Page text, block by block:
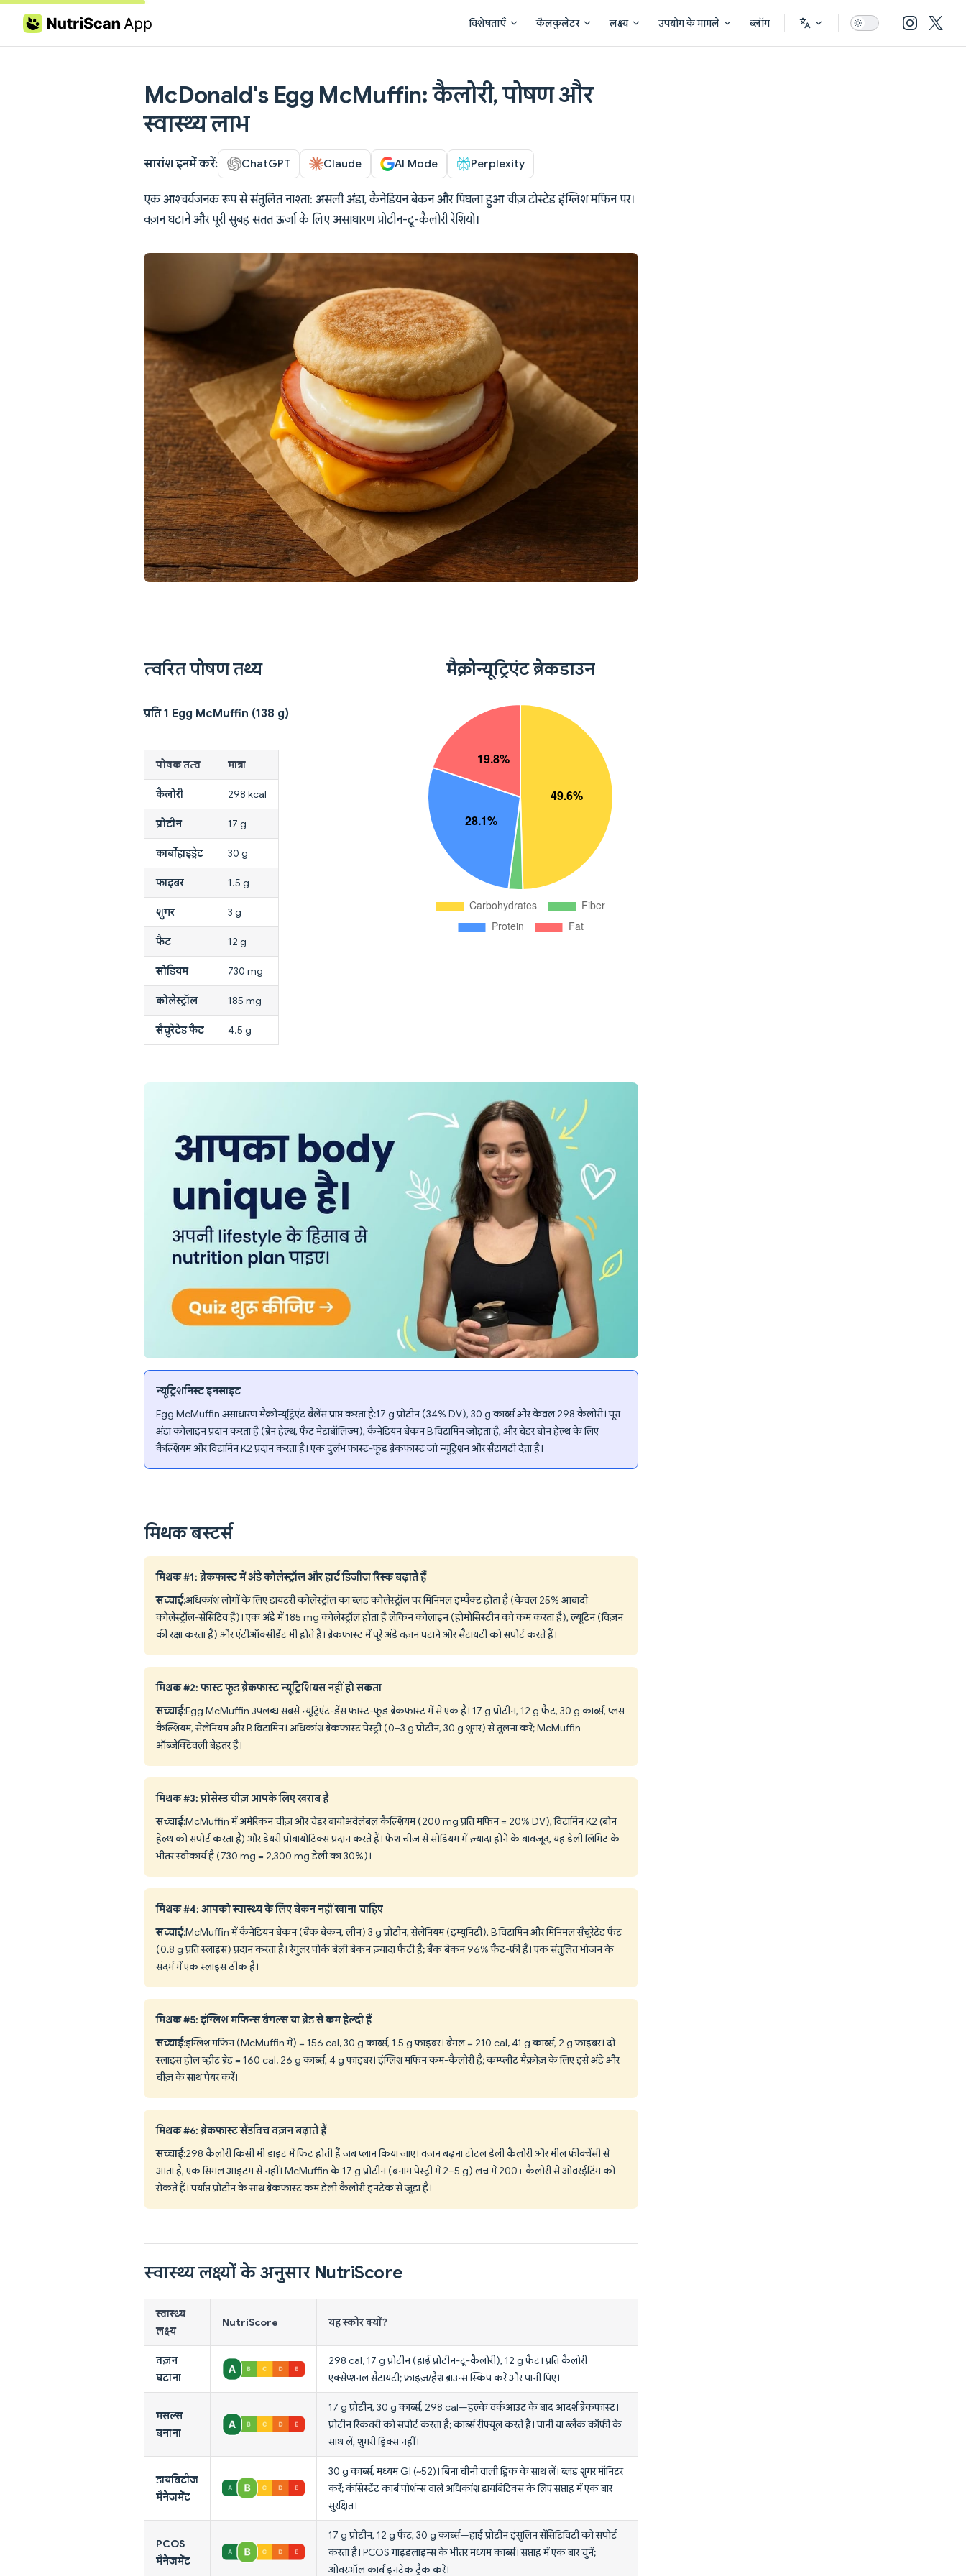
Skip to content विशेषताएँ कैलकुलेटर लक्ष्य उपयोग के मामले ब्लॉग
McDonald's Egg McMuffin: कैलोरी, पोषण और
स्वास्थ्य लाभ
सारांश इनमें करें: ChatGPT Claude AI Mode Perplexity
एक आश्चर्यजनक रूप से संतुलित नाश्ता: असली अंडा, कैनेडियन बेकन और पिघला हुआ चीज़ टोस्टेड इंग्लिश मफिन पर।
वज़न घटाने और पूरी सुबह सतत ऊर्जा के लिए असाधारण प्रोटीन-टू-कैलोरी रेशियो।
त्वरित पोषण तथ्य
प्रति 1 Egg McMuffin (138 g)
पोषक तत्व मात्रा
कैलोरी 298 kcal
प्रोटीन 17 g
कार्बोहाइड्रेट 30 g
फाइबर 1.5 g
शुगर 3 g
फैट 12 g
सोडियम 730 mg
कोलेस्ट्रॉल 185 mg
सैचुरेटेड फैट 4.5 g
मैक्रोन्यूट्रिएंट ब्रेकडाउन
न्यूट्रिशनिस्ट इनसाइट
Egg McMuffin असाधारण मैक्रोन्यूट्रिएंट बैलेंस प्राप्त करता है: 17 g प्रोटीन (34% DV), 30 g कार्ब्स और केवल 298 कैलोरी। पूरा
अंडा कोलाइन प्रदान करता है (ब्रेन हेल्थ, फैट मेटाबॉलिज्म), कैनेडियन बेकन B विटामिन जोड़ता है, और चेडर बोन हेल्थ के लिए
कैल्शियम और विटामिन K2 प्रदान करता है। एक दुर्लभ फास्ट-फूड ब्रेकफास्ट जो न्यूट्रिशन और सैटायटी देता है।
मिथक बस्टर्स
मिथक #1: ब्रेकफास्ट में अंडे कोलेस्ट्रॉल और हार्ट डिजीज रिस्क बढ़ाते हैं
सच्चाई: अधिकांश लोगों के लिए डायटरी कोलेस्ट्रॉल का ब्लड कोलेस्ट्रॉल पर मिनिमल इम्पैक्ट होता है (केवल 25% आबादी
कोलेस्ट्रॉल-सेंसिटिव है)। एक अंडे में 185 mg कोलेस्ट्रॉल होता है लेकिन कोलाइन (होमोसिस्टीन को कम करता है), ल्यूटिन (विज़न
की रक्षा करता है) और एंटीऑक्सीडेंट भी होते हैं। ब्रेकफास्ट में पूरे अंडे वज़न घटाने और सैटायटी को सपोर्ट करते हैं।
मिथक #2: फास्ट फूड ब्रेकफास्ट न्यूट्रिशियस नहीं हो सकता
सच्चाई: Egg McMuffin उपलब्ध सबसे न्यूट्रिएंट-डेंस फास्ट-फूड ब्रेकफास्ट में से एक है। 17 g प्रोटीन, 12 g फैट, 30 g कार्ब्स, प्लस
कैल्शियम, सेलेनियम और B विटामिन। अधिकांश ब्रेकफास्ट पेस्ट्री (0–3 g प्रोटीन, 30 g शुगर) से तुलना करें; McMuffin
ऑब्जेक्टिवली बेहतर है।
मिथक #3: प्रोसेस्ड चीज़ आपके लिए खराब है
सच्चाई: McMuffin में अमेरिकन चीज़ और चेडर बायोअवेलेबल कैल्शियम (200 mg प्रति मफिन = 20% DV), विटामिन K2 (बोन
हेल्थ को सपोर्ट करता है) और डेयरी प्रोबायोटिक्स प्रदान करते हैं। फ्रेश चीज़ से सोडियम में ज़्यादा होने के बावजूद, यह डेली लिमिट के
भीतर स्वीकार्य है (730 mg = 2,300 mg डेली का 30%)।
मिथक #4: आपको स्वास्थ्य के लिए बेकन नहीं खाना चाहिए
सच्चाई: McMuffin में कैनेडियन बेकन (बैक बेकन, लीन) 3 g प्रोटीन, सेलेनियम (इम्युनिटी), B विटामिन और मिनिमल सैचुरेटेड फैट
(0.8 g प्रति स्लाइस) प्रदान करता है। रेगुलर पोर्क बेली बेकन ज़्यादा फैटी है; बैक बेकन 96% फैट-फ्री है। एक संतुलित भोजन के
संदर्भ में एक स्लाइस ठीक है।
मिथक #5: इंग्लिश मफिन्स बैगल्स या ब्रेड से कम हेल्दी हैं
सच्चाई: इंग्लिश मफिन (McMuffin में) = 156 cal, 30 g कार्ब्स, 1.5 g फाइबर। बैगल = 210 cal, 41 g कार्ब्स, 2 g फाइबर। दो
स्लाइस होल व्हीट ब्रेड = 160 cal, 26 g कार्ब्स, 4 g फाइबर। इंग्लिश मफिन कम-कैलोरी है; कम्प्लीट मैक्रोज़ के लिए इसे अंडे और
चीज़ के साथ पेयर करें।
मिथक #6: ब्रेकफास्ट सैंडविच वज़न बढ़ाते हैं
सच्चाई: 298 कैलोरी किसी भी डाइट में फिट होती हैं जब प्लान किया जाए। वज़न बढ़ना टोटल डेली कैलोरी और मील फ्रीक्वेंसी से
आता है, एक सिंगल आइटम से नहीं। McMuffin के 17 g प्रोटीन (बनाम पेस्ट्री में 2–5 g) लंच में 200+ कैलोरी से ओवरईटिंग को
रोकते हैं। पर्याप्त प्रोटीन के साथ ब्रेकफास्ट कम डेली कैलोरी इनटेक से जुड़ा है।
स्वास्थ्य लक्ष्यों के अनुसार NutriScore
स्वास्थ्य
लक्ष्य
NutriScore यह स्कोर क्यों?
वज़न
घटाना
298 cal, 17 g प्रोटीन (हाई प्रोटीन-टू-कैलोरी), 12 g फैट। प्रति कैलोरी
एक्सेप्शनल सैटायटी; फ्राइज़/हैश ब्राउन्स स्किप करें और पानी पिएं।
मसल्स
बनाना
17 g प्रोटीन, 30 g कार्ब्स, 298 cal—हल्के वर्कआउट के बाद आदर्श ब्रेकफास्ट।
प्रोटीन रिकवरी को सपोर्ट करता है; कार्ब्स रीफ्यूल करते हैं। पानी या ब्लैक कॉफी के
साथ लें, शुगरी ड्रिंक्स नहीं।
डायबिटीज
मैनेजमेंट
30 g कार्ब्स, मध्यम GI (~52)। बिना चीनी वाली ड्रिंक के साथ लें। ब्लड शुगर मॉनिटर
करें; कंसिस्टेंट कार्ब पोर्शन्स वाले अधिकांश डायबिटिक्स के लिए सप्ताह में एक बार
सुरक्षित।
PCOS
मैनेजमेंट
17 g प्रोटीन, 12 g फैट, 30 g कार्ब्स—हाई प्रोटीन इंसुलिन सेंसिटिविटी को सपोर्ट
करता है। PCOS गाइडलाइन्स के भीतर मध्यम कार्ब्स। सप्ताह में एक बार चुनें;
ओवरऑल कार्ब इनटेक ट्रैक करें।